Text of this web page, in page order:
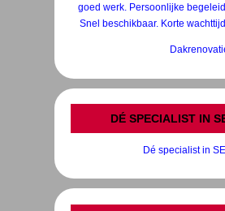
goed werk. Persoonlijke
Snel beschikbaar. Korte
DÉ SPECIALIST IN
Dé specialist in